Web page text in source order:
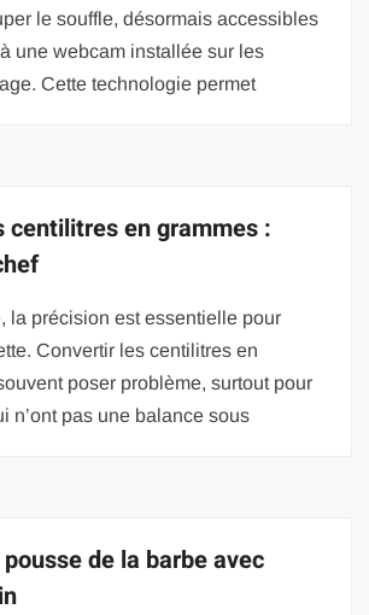
le souffle, désormais accessibles
une webcam installée sur les
Cette technologie permet
centilitres en grammes :
la précision est essentielle pour
Convertir les centilitres en
poser problème, surtout pour
n’ont pas une balance sous
de la barbe avec